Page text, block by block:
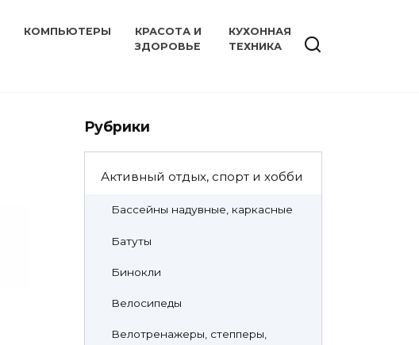
КОМПЬЮТЕРЫ
КРАСОТА И
ЗДОРОВЬЕ
КУХОННАЯ
ТЕХНИКА
Рубрики
Активный отдых, спорт и хобби
Бассейны надувные, каркасные
Батуты
Бинокли
Велосипеды
Велотренажеры, степперы,